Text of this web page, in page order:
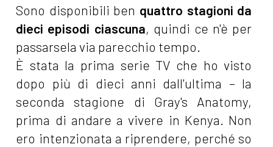
Sono disponibili ben quattro stagioni da
dieci episodi ciascuna, quindi ce n'è per
passarsela via parecchio tempo.
È stata la prima serie TV che ho visto
dopo più di dieci anni dall'ultima – la
seconda stagione di Gray's Anatomy,
prima di andare a vivere in Kenya. Non
ero intenzionata a riprendere, perché so